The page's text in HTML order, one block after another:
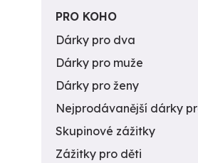
PRO KOHO
Dárky pro dva
Dárky pro muže
Dárky pro ženy
Nejprodávanější dárky
Skupinové zážitky
Zážitky pro děti